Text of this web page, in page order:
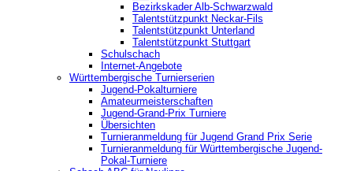
Bezirkskader Alb-Schwarzwald
Talentstützpunkt Neckar-Fils
Talentstützpunkt Unterland
Talentstützpunkt Stuttgart
Schulschach
Internet-Angebote
Württembergische Turnierserien
Jugend-Pokalturniere
Amateurmeisterschaften
Jugend-Grand-Prix Turniere
Übersichten
Turnieranmeldung für Jugend Grand Prix Serie
Turnieranmeldung für Württembergische Jugend-
Pokal-Turniere